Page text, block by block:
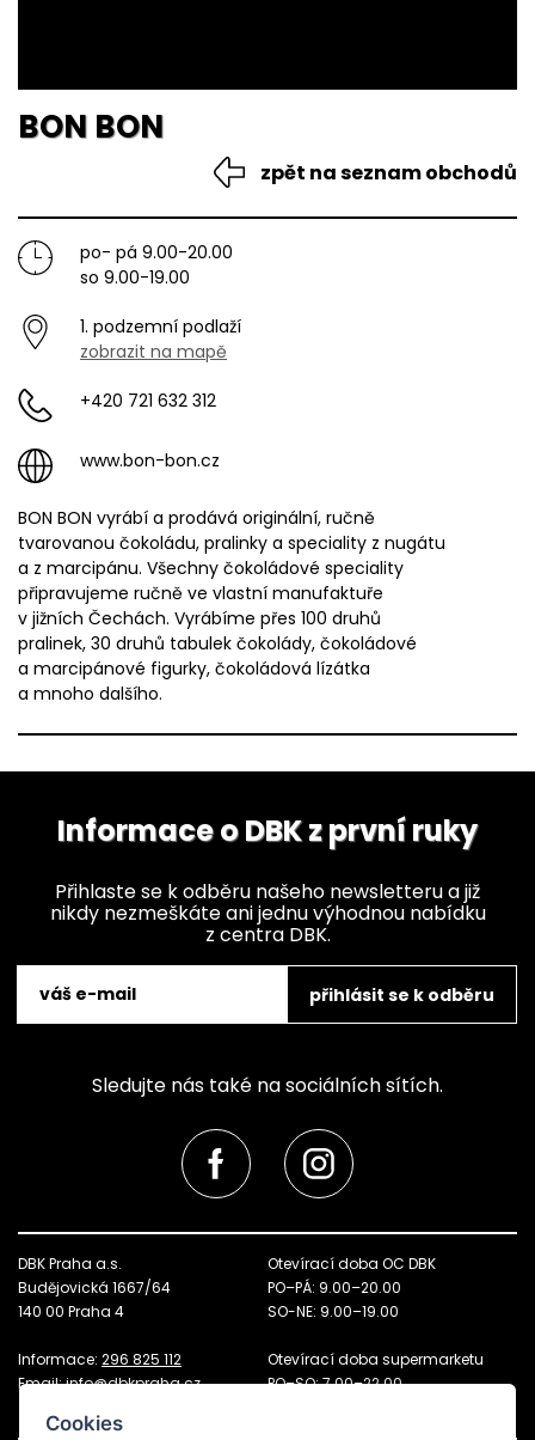
BON BON
zpět na seznam obchodů
BON BON vyrábí a prodává originální, ručně
tvarovanou čokoládu, pralinky a speciality z nugátu
a z marcipánu. Všechny čokoládové speciality
připravujeme ručně ve vlastní manufaktuře
v jižních Čechách. Vyrábíme přes 100 druhů
pralinek, 30 druhů tabulek čokolády, čokoládové
a marcipánové figurky, čokoládová lízátka
a mnoho dalšího.
po- pá 9.00-20.00
so 9.00-19.00
1. podzemní podlaží
zobrazit na mapě
+420 721 632 312
www.bon-bon.cz
Informace o DBK z první ruky
Přihlaste se k odběru našeho newsletteru a již
nikdy nezmeškáte ani jednu výhodnou nabídku
z centra DBK.
přihlásit se k odběru
Sledujte nás také na sociálních sítích.
DBK Praha a.s.
Budějovická 1667/64
140 00 Praha 4
Informace: 296 825 112
Email:info@dbkpraha.cz
Otevírací doba OC DBK
PO–PÁ: 9.00–20.00
SO-NE: 9.00–19.00
Otevírací doba supermarketu
PO–SO: 7.00–22.00
Cookies